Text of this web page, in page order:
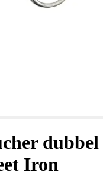
dubbel
Iron